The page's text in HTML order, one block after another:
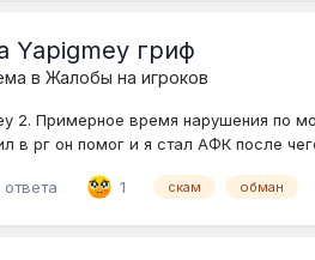
Yapigmey гриф
в Жалобы на игроков
2. Примерное время нарушения по
в рг он помог и я стал АФК после
ответа 1 скам обман